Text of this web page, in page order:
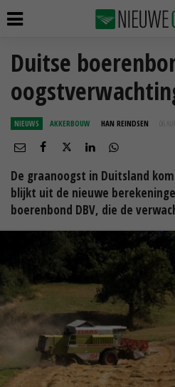
Duitse
NIEUWS AKKERBOUW HAN REINDSEN 06
De graanoogst in Duitsland
blijkt uit de nieuwe
boerenbond DBV, die de